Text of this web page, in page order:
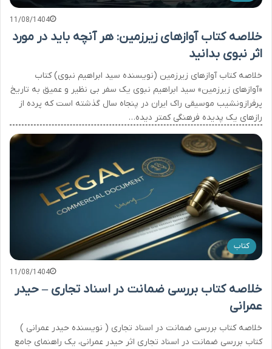
11/08/1404
خلاصه کتاب آوازهای زیرزمین: هر آنچه باید در مورد
اثر نبوی بدانید
خلاصه کتاب آوازهای زیرزمین (نویسنده سید ابراهیم نبوی) کتاب
«آوازهای زیرزمین» سید ابراهیم نبوی یک سفر بی نظیر و عمیق به تاریخ
پرفرازونشیب موسیقی راک ایران در پنجاه سال گذشته است که پرده از
رازهای یک پدیده فرهنگی کمتر دیده…
کتاب
11/08/1404
خلاصه کتاب بررسی ضمانت در اسناد تجاری – حیدر
عمرانی
خلاصه کتاب بررسی ضمانت در اسناد تجاری ( نویسنده حیدر عمرانی )
کتاب بررسی ضمانت در اسناد تجاری اثر حیدر عمرانی، یک راهنمای جامع